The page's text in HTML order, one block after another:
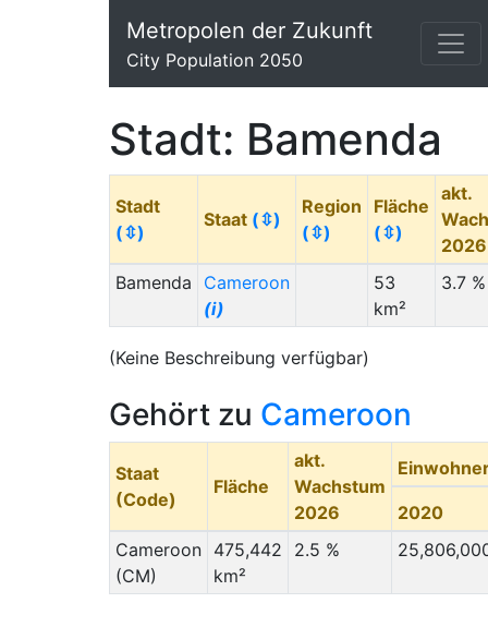
Metropolen der Zukunft
City Population 2050
Stadt: Bamenda
Stadt
(⇳)
Staat (⇳)
Region
(⇳)
Fläche
(⇳)
akt.
Bamenda
Cameroon
(i)
53
km²
3.7 %
(Keine Beschreibung verfügbar)
Gehört zu Cameroon
Staat
(Code)
Fläche
akt.
Wachstum
2026
2020
Cameroon
(CM)
475,442
km²
2.5 %